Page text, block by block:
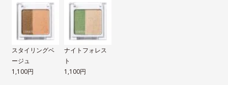
スタイリングベ
ージュ
1,100円
ナイトフォレス
ト
1,100円